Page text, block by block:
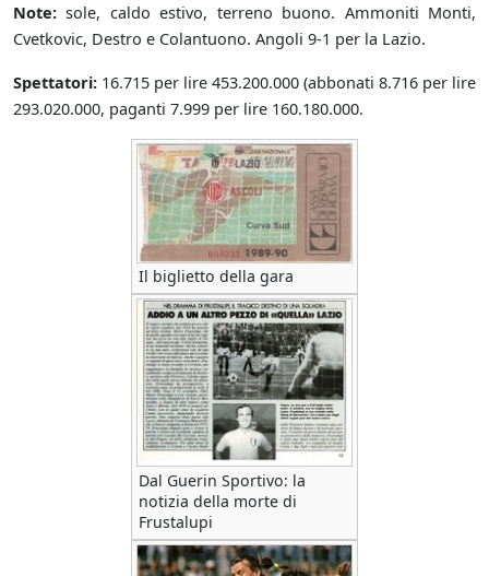
Note: sole, caldo estivo, terreno buono. Ammoniti Monti,
Cvetkovic, Destro e Colantuono. Angoli 9-1 per la Lazio.
Spettatori: 16.715 per lire 453.200.000 (abbonati 8.716 per lire
293.020.000, paganti 7.999 per lire 160.180.000.
Il biglietto della gara
Dal Guerin Sportivo: la
notizia della morte di
Frustalupi